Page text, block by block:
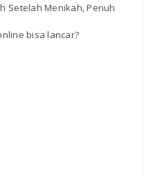
Setelah Menikah, Penuh
bisa lancar?